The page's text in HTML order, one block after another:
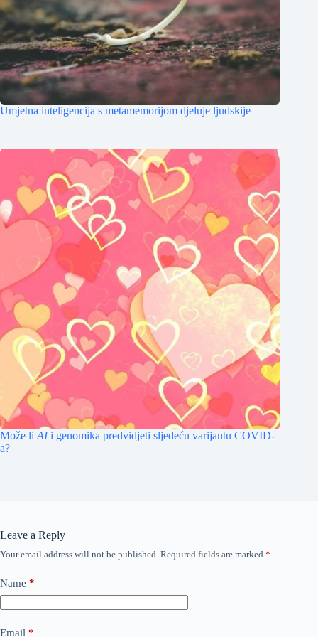
Umjetna inteligencija s metamemorijom djeluje ljudskije
Može li AIi genomika predvidjeti sljedeću varijantu COVID-
a?
Leave a Reply
Your email address will not be published. Required fields are marked *
Name *
Email *